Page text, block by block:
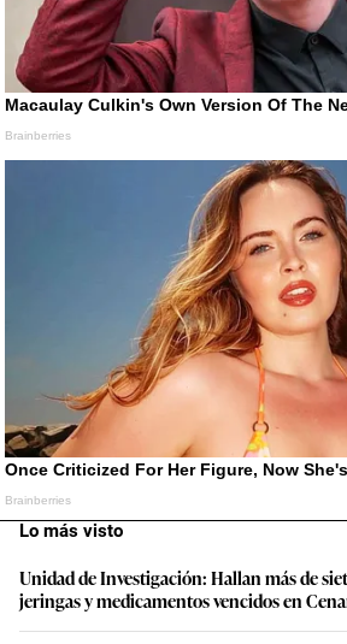
Lo más visto
Unidad de Investigación: Hallan más de
jeringas y medicamentos vencidos en